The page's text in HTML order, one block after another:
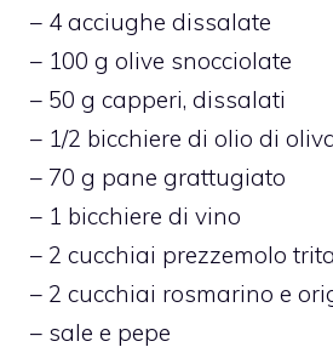
– 4 acciughe dissalate
– 100 g olive snocciolate
– 50 g capperi, dissalati
– 1/2 bicchiere di olio di
– 70 g pane grattugiato
– 1 bicchiere di vino
– 2 cucchiai prezzemolo
– 2 cucchiai rosmarino e
– sale e pepe